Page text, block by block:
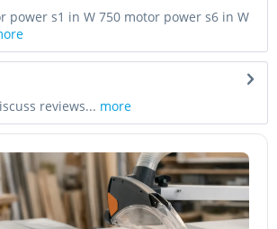
power s1 in W 750 motor power s6 in W
reviews... more